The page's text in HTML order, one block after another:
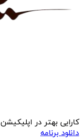
کارایی بهتر در اپلیکیشن
دانلود برنامه